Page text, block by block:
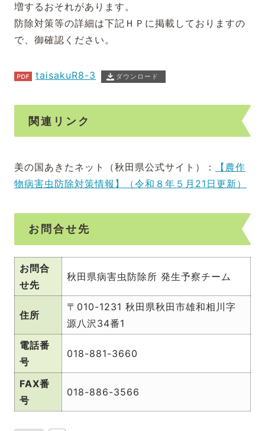
増するおそれがあります。
防除対策等の詳細は下記ＨＰに掲載しておりますの
で、御確認ください。
taisakuR8-3 ダウンロード
関連リンク
美の国あきたネット（秋田県公式サイト）：
【農作
物病害虫防除対策情報】（令和８年５月21日更新）
お問合せ先
お問合
せ先
秋田県病害虫防除所 発生予察チーム
住所
〒010-1231 秋田県秋田市雄和相川字
源八沢34番1
電話番
号
018-881-3660
FAX番
号
018-886-3566